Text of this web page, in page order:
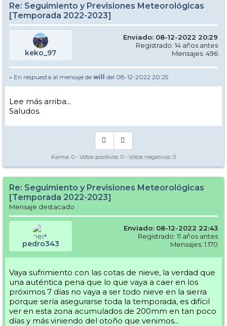
Re: Seguimiento y Previsiones Meteorológicas
[Temporada 2022-2023]
keko_97
Enviado: 08-12-2022 20:29
Registrado: 14 años antes
Mensajes: 496
» En respuesta al mensaje de will del 08-12-2022 20:25
Lee más arriba...
Saludos.
Karma: 0 - Votos positivos: 0 - Votos negativos: 0
Re: Seguimiento y Previsiones Meteorológicas
[Temporada 2022-2023]
Mensaje destacado
pedro343
Enviado: 08-12-2022 22:43
Registrado: 11 años antes
Mensajes: 1.170
Vaya sufrimiento con las cotas de nieve, la verdad que
una auténtica pena que lo que vaya a caer en los
próximos 7 días no vaya a ser todo nieve en la sierra
porque sería asegurarse toda la temporada, es difícil
ver en esta zona acumulados de 200mm en tan poco
días y más viniendo del otoño que venimos...